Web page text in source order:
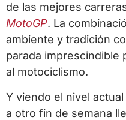
de las mejores
MotoGP. La
ambiente y tradición
parada imprescindible
al motociclismo.
Y viendo el nivel
a otro fin de semana